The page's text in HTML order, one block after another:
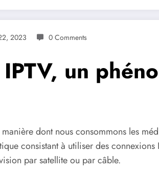
2023 0 Comments
IPTV, un
dont nous consommons les
consistant à utiliser des
par satellite ou par câble.